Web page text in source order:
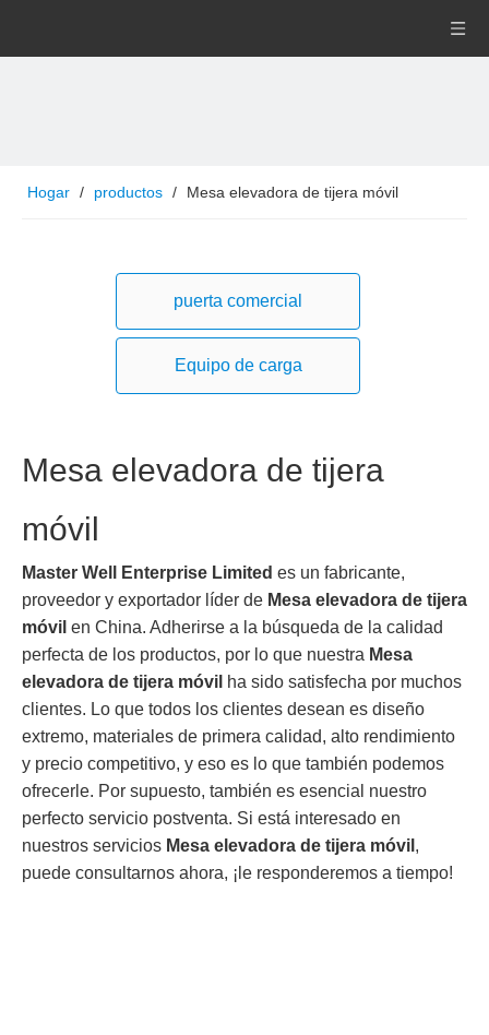
Hogar / productos / Mesa elevadora de tijera móvil
puerta comercial
Equipo de carga
Mesa elevadora de tijera
móvil
Master Well Enterprise Limited es un fabricante,
proveedor y exportador líder de Mesa elevadora de tijera
móvil en China. Adherirse a la búsqueda de la calidad
perfecta de los productos, por lo que nuestra Mesa
elevadora de tijera móvil ha sido satisfecha por muchos
clientes. Lo que todos los clientes desean es diseño
extremo, materiales de primera calidad, alto rendimiento
y precio competitivo, y eso es lo que también podemos
ofrecerle. Por supuesto, también es esencial nuestro
perfecto servicio postventa. Si está interesado en
nuestros servicios Mesa elevadora de tijera móvil ,
puede consultarnos ahora, ¡le responderemos a tiempo!